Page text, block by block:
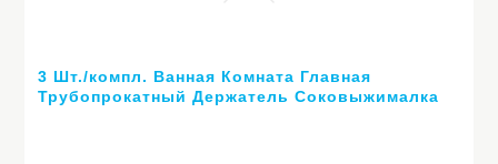
3 Шт./компл. Ванная Комната Главная
Трубопрокатный Держатель Соковыжималка